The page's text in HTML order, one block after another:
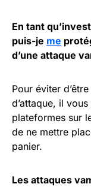
En tant
puis-je me
d’une attaque
Pour éviter
d’attaque, il
plateformes sur
de ne mettre
panier.
Les attaques